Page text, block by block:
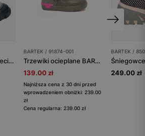
Szare śniegowce dziecięce BARTEK 14565005A
BARTEK / 91874-001
Trzewiki ocieplane BARTEK 91874-001, dla dziewcząt, szary
139.00 zł
Najniższa cena z 30 dni przed
wprowadzeniem obniżki: 239.00
zł
Cena regularna: 239.00 zł
BARTEK /
249.00 zł